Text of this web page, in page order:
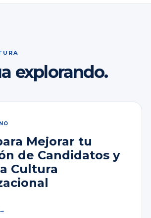
explorando.
Mejorar tu
de Candidatos y
Cultura